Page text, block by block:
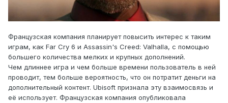
Французская компания планирует повысить интерес к таким
играм, как Far Cry 6 и Assassin's Creed: Valhalla, с помощью
большего количества мелких и крупных дополнений.
Чем длиннее игра и чем больше времени пользователь в ней
проводит, тем больше вероятность, что он потратит деньги на
дополнительный контент. Ubisoft признала эту взаимосвязь и
её использует. Французская компания опубликовала